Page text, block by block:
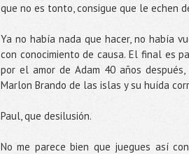
que no es tonto, consigue que le echen
Ya no había nada que hacer, no había
con conocimiento de causa. El final es
por el amor de Adam 40 años
Marlon Brando de las islas y su huída
Paul, que desilusión.
No me parece bien que juegues así